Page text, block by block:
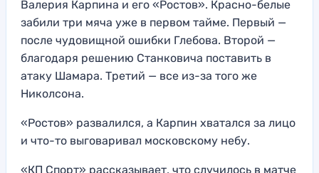
Валерия Карпина и его «Ростов». Красно-белые
забили три мяча уже в первом тайме. Первый —
после чудовищной ошибки Глебова. Второй —
благодаря решению Станковича поставить в
атаку Шамара. Третий — все из-за того же
Николсона.
«Ростов» развалился, а Карпин хватался за лицо
и что-то выговаривал московскому небу.
«КП Спорт» рассказывает, что случилось в матче